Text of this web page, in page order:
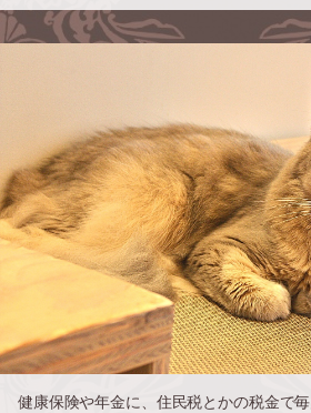
健康保険や年金に、住民税とかの税金で